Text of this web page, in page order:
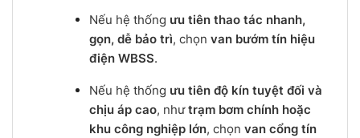
Nếu hệ thống ưu tiên thao tác nhanh,
gọn, dễ bảo trì, chọn van bướm tín hiệu
điện WBSS.
Nếu hệ thống ưu tiên độ kín tuyệt đối và
chịu áp cao, nhưtrạm bơm chính hoặc
khu công nghiệp lớn, chọn van cổng tín